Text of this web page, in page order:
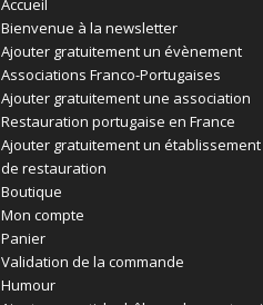
Accueil
Bienvenue à la newsletter
Ajouter gratuitement un évènement
Associations Franco-Portugaises
Ajouter gratuitement une association
Restauration portugaise en France
Ajouter gratuitement un établissement
de restauration
Boutique
Mon compte
Panier
Validation de la commande
Humour